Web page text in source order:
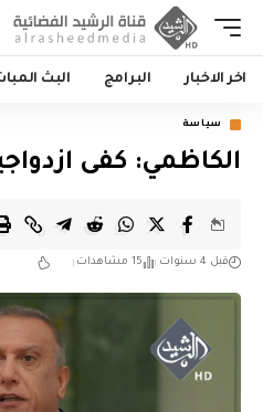
اخر الاخبار البرامج البث
سياسة
الكاظمي: كفى
قبل 4 سنوات 15 مشاهدات